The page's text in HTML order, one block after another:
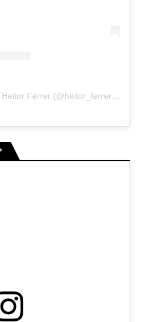
Um post compartilhado por Heitor Férrer (@heitor_ferrer77)